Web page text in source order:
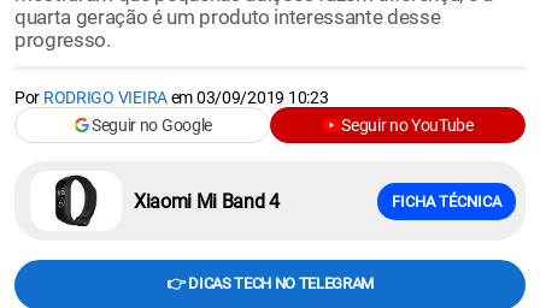
quarta geração é um produto interessante desse
progresso.
Por RODRIGO VIEIRAem03/09/2019 10:23
Seguir no Google
Seguir no YouTube
Xiaomi Mi Band 4 FICHA TÉCNICA
👉 DICAS TECH NO TELEGRAM